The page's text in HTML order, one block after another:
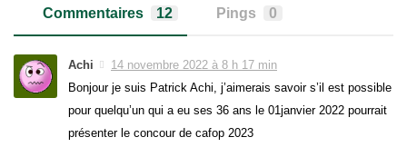
Commentaires 12 Pings 0
Achi
14 novembre 2022 à 8 h 17 min
Bonjour je suis Patrick Achi, j’aimerais savoir s’il est possible
pour quelqu’un qui a eu ses 36 ans le 01janvier 2022 pourrait
présenter le concour de cafop 2023